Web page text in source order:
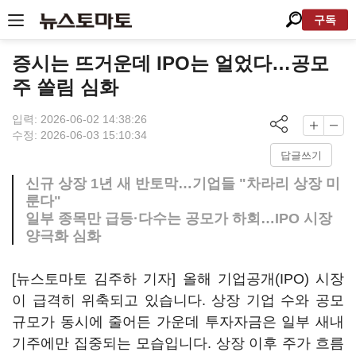
구독
증시는 뜨거운데 IPO는 얼었다…공모
주 쏠림 심화
입력: 2026-06-02 14:38:26
수정: 2026-06-03 15:10:34
답글쓰기
신규 상장 1년 새 반토막…기업들 "차라리 상장 미
룬다"
일부 종목만 급등·다수는 공모가 하회…IPO 시장
양극화 심화
[뉴스토마토 김주하 기자] 올해 기업공개(IPO) 시장
이 급격히 위축되고 있습니다. 상장 기업 수와 공모
규모가 동시에 줄어든 가운데 투자자금은 일부 새내
기주에만 집중되는 모습입니다. 상장 이후 주가 흐름